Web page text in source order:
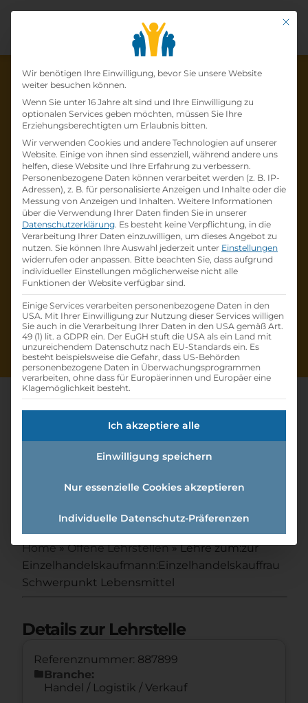
Die Lehrstelle wurde schon
besetzt!
Die LehrstelleLehre zum:zur
Einzelhandelskaufmann:Einzelhandelskauffr
au Schwerpunkt LebensmittelbeiBILLA AG
ist schonbesetzt.
Firmenprofil besuchen
Andere Lehrstelle suchen
Lehre Zum:zur
Einzelhandelskaufmann:einzel
handelskauffrau
Schwerpunkt Lebensmittel
Home»Offene Lehrstellen»Lehre zum:zur
Einzelhandelskaufmann:Einzelhandelskauffrau
Schwerpunkt Lebensmittel
Details zur Lehrstelle
Referenznummer: 887899
folderBranche:
Handel / Logistik / Verkauf
Mit
Datenschutz-
Wir benötigen Ihre Einwilligung, bevor Sie unsere Website
weiter besuchen können.
Wenn Sie unter 16 Jahre alt sind und Ihre Einwilligung zu
optionalen Services geben möchten, müssen Sie Ihre
Erziehungsberechtigten um Erlaubnis bitten.
Wir verwenden Cookies und andere Technologien auf unserer
Website. Einige von ihnen sind essenziell, während andere uns
helfen, diese Website und Ihre Erfahrung zu verbessern.
Personenbezogene Daten können verarbeitet werden (z. B. IP-
Adressen), z. B. für personalisierte Anzeigen und Inhalte oder die
Messung von Anzeigen und Inhalten. Weitere Informationen
über die Verwendung Ihrer Daten finden Sie in unserer
Datenschutzerklärung. Es besteht keine Verpflichtung, in die
Verarbeitung Ihrer Daten einzuwilligen, um dieses Angebot zu
nutzen. Sie können Ihre Auswahl jederzeit unter Einstellungen
widerrufen oder anpassen. Bitte beachten Sie, dass aufgrund
individueller Einstellungen möglicherweise nicht alle
Funktionen der Website verfügbar sind.
Einige Services verarbeiten personenbezogene Daten in den
USA. Mit Ihrer Einwilligung zur Nutzung dieser Services willigen
Sie auch in die Verarbeitung Ihrer Daten in den USA gemäß Art.
49 (1) lit. a GDPR ein. Der EuGH stuft die USA als ein Land mit
unzureichendem Datenschutz nach EU-Standards ein. Es
besteht beispielsweise die Gefahr, dass US-Behörden
personenbezogene Daten in Überwachungsprogrammen
verarbeiten, ohne dass für Europäerinnen und Europäer eine
Klagemöglichkeit besteht.
Ich akzeptiere alle
Einwilligung speichern
Nur essenzielle Cookies akzeptieren
Individuelle Datenschutz-Präferenzen